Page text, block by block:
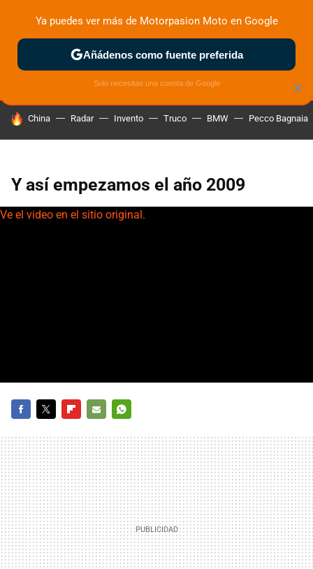
ZONA DE PRUEBAS DEPORTIVAS MOTOS ELÉCTRICAS
HOY SE HABLA DE
China Radar Invento Truco BMW Pecco Bagnaia
Y así empezamos el año 2009
Ve el video en el sitio original.
MAIL
×
Ya puedes ver más de Motorpasion Moto en Google
Añádenos como fuente preferida
Solo necesitas una cuenta de Google